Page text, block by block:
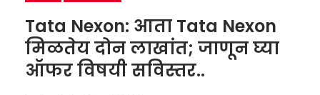
Tata Nexon: आता Tata Nexon
मिळतेय दोन लाखांत; जाणून घ्या
ऑफर विषयी सविस्तर..